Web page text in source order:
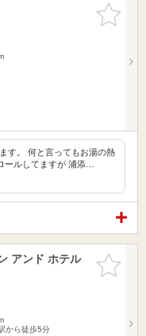
お気に入
りに追加
す。 何と言ってもお湯の熱
ールしてますが 浦添…
お気に入
りに追加
アンド ホテル
から徒歩5分